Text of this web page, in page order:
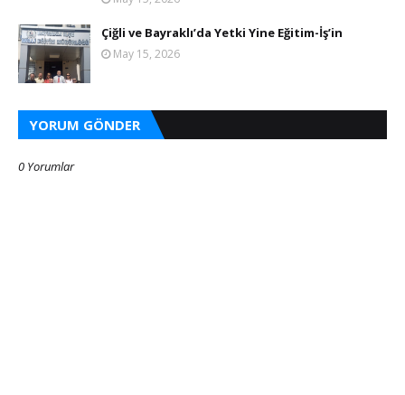
Çiğli ve Bayraklı’da Yetki Yine Eğitim-İş’in
May 15, 2026
YORUM GÖNDER
0 Yorumlar